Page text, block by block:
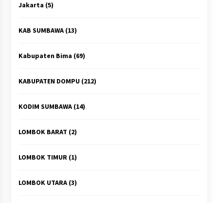
Jakarta (5)
KAB SUMBAWA(13)
Kabupaten Bima (69)
KABUPATEN DOMPU(212)
KODIM SUMBAWA(14)
LOMBOK BARAT (2)
LOMBOK TIMUR(1)
LOMBOK UTARA(3)